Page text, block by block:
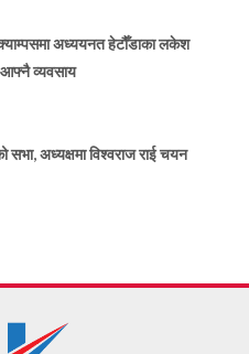
अध्ययनत हेटौँडाका लकेश
व्यवसाय
सभा, अध्यक्षमा विश्वराज राई चयन